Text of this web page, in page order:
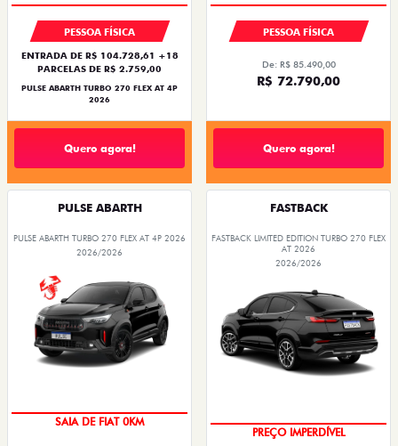
PESSOA FÍSICA
ENTRADA DE R$ 104.728,61 +18
PARCELAS DE R$ 2.759,00
PULSE ABARTH TURBO 270 FLEX AT 4P
2026
Quero agora!
PESSOA FÍSICA
De: R$ 85.490,00
R$ 72.790,00
Quero agora!
PULSE ABARTH
PULSE ABARTH TURBO 270 FLEX AT 4P 2026
2026/2026
OPORTUNIDADE
FASTBACK
FASTBACK LIMITED EDITION TURBO 270 FLEX
AT 2026
2026/2026
COM USADO NA TROCA